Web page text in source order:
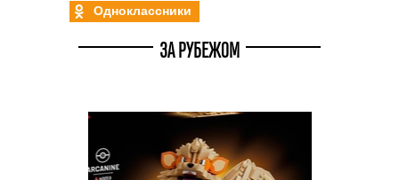
Одноклассники
ЗА РУБЕЖОМ